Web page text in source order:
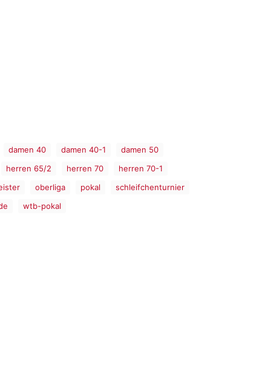
damen 40 damen 40-1
damen 50
herren 65/2 herren 70
herren 70-1
oberliga pokal
schleifchenturnier
wtb-pokal